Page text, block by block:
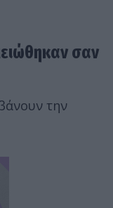
σαν
την